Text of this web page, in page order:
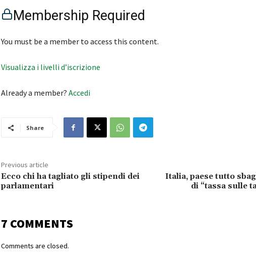
Membership Required
You must be a member to access this content.
Visualizza i livelli d’iscrizione
Already a member? Accedi
Share
Previous article
Ecco chi ha tagliato gli stipendi dei
parlamentari
Italia, paese tutto
di “tassa sulle
7 COMMENTS
Comments are closed.